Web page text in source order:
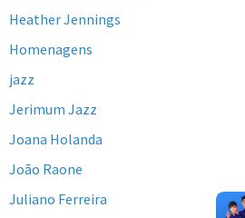
Heather Jennings
Homenagens
jazz
Jerimum Jazz
Joana Holanda
João Raone
Juliano Ferreira